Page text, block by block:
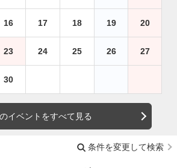
16 17 18 19 20
23 24 25 26 27
30
イベントをすべて見る
条件を変更して検索